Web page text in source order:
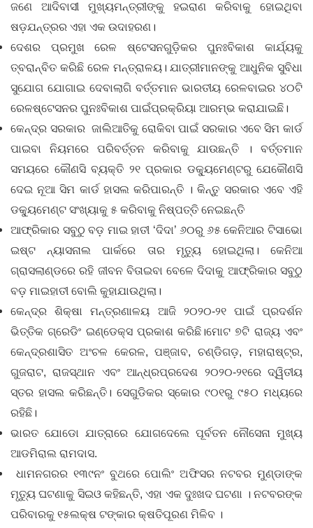
ଜଣେ ଆଦିବାସୀ ମୁଖ୍ୟମନ୍ତ୍ରୀଙ୍କୁ ହଇରାଣ କରିବାକୁ ହୋଇଥିବା
ଷଡ଼ଯନ୍ତ୍ରର ଏହା ଏକ ଉଦାହରଣ।
ଦେଶର ପ୍ରମୁଖ ରେଳ ଷ୍ଟେସନଗୁଡ଼ିକର ପୁନଃବିକାଶ କାର୍ଯ୍ୟକୁ
ତ୍ବରାନ୍ବିତ କରିଛି ରେଳ ମନ୍ତ୍ରାଳୟ। ଯାତ୍ରୀମାନଙ୍କୁ ଆଧୁନିକ ସୁବିଧା
ସୁଯୋଗ ଯୋଗାଇ ଦେବାଲାଗି ବର୍ତ୍ତମାନ ଭାରତୀୟ ରେଳବାଇର ୪୦ଟି
ରେଳଷ୍ଟେସନର ପୁନଃବିକାଶ ପାଇଁପ୍ରକ୍ରିୟା ଆରମ୍ଭ କରାଯାଇଛି।
କେନ୍ଦ୍ର ସରକାର ଜାଲିଆତିକୁ ରୋକିବା ପାଇଁ ସରକାର ଏବେ ସିମ କାର୍ଡ
ପାଇବା ନିୟମରେ ପରିବର୍ତ୍ତନ କରିବାକୁ ଯାଉଛନ୍ତି । ବର୍ତ୍ତମାନ
ସମୟରେ କୌଣସି ବ୍ୟକ୍ତି ୨୧ ପ୍ରକାର ଡକ୍ୟୁମେଣ୍ଟରୁ ଯେକୌଣସି
ଦେଇ ନୂଆ ସିମ କାର୍ଡ ହାସଲ କରିପାରନ୍ତି । କିନ୍ତୁ ସରକାର ଏବେ ଏହି
ଡକ୍ୟୁମେଣ୍ଟ ସଂଖ୍ୟାକୁ ୫ କରିବାକୁ ନିଷ୍ପତ୍ତି ନେଇଛନ୍ତି
ଆଫ୍ରିକାର ସବୁଠୁ ବଡ଼ ମାଇ ହାତୀ ‘ଦିଦା’ ୬୦ରୁ ୬୫ କେନିଆର ଟିସାଭୋ
ଇଷ୍ଟ ନ୍ୟାସନାଲ ପାର୍କରେ ତାର ମୃତ୍ୟୁ ହୋଇଥିଲା। କେନିଆ
ଗ୍ରାସଲାଣ୍ଡରେ ରହି ଜୀବନ ବିତାଇବା ବେଳେ ଦିଦାକୁ ଆଫ୍ରିକାର ସବୁଠୁ
ବଡ଼ ମାଇହାତୀ ବୋଲି କୁହାଯାଉଥିଲା।
କେନ୍ଦ୍ର ଶିକ୍ଷା ମନ୍ତ୍ରଣାଳୟ ଆଜି ୨୦୨୦-୨୧ ପାଇଁ ପ୍ରଦର୍ଶନ
ଭିତ୍ତିକ ଗ୍ରେଡିଂ ଇଣ୍ଡେକ୍ସ ପ୍ରକାଶ କରିଛି।ମୋଟ ୭ଟି ରାଜ୍ୟ ଏବଂ
କେନ୍ଦ୍ରଶାସିତ ଅଂଚଳ କେରଳ, ପଞ୍ଜାବ, ଚଣ୍ଡିଗଡ଼, ମହାରାଷ୍ଟ୍ର,
ଗୁଜରାଟ, ରାଜସ୍ଥାନ ଏବଂ ଆନ୍ଧ୍ରପ୍ରଦେଶ ୨୦୨୦-୨୧ରେ ଦ୍ୱିତୀୟ
ସ୍ତର ହାସଲ କରିଛନ୍ତି। ସେଗୁଡିକର ସ୍କୋର ୯୦୧ରୁ ୯୫୦ ମଧ୍ୟରେ
ରହିଛି।
ଭାରତ ଯୋଡୋ ଯାତ୍ରାରେ ଯୋଗଦେଲେ ପୂର୍ବତନ ନୌସେନା ମୁଖ୍ୟ
ଆଡମିରାଲ ରାମଦାସ.
ଧାମନଗରର ୧୩୯ନଂ ବୁଥରେ ପୋଲିଂ ଅଫିସର ନଟବର ମୁଣ୍ଡାଙ୍କ
ମୃତ୍ୟୁ ଘଟଣାକୁ ସିଇଓ କହିଛନ୍ତି, ଏହା ଏକ ଦୁଃଖଦ ଘଟଣା । ନଟବରଙ୍କ
ପରିବାରକୁ ୧୫ଲକ୍ଷ ଟଙ୍କାର କ୍ଷତିପୂରଣ ମିଳିବ ।